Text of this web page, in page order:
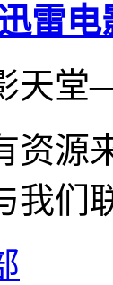
雷电
天堂
资源
我们